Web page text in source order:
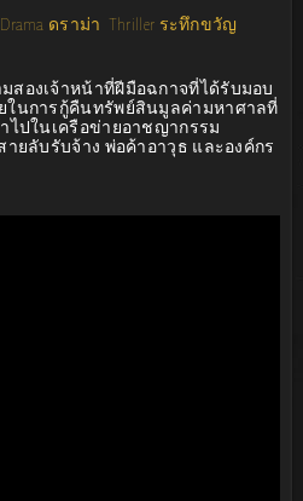
Drama ดราม่า
Thriller ระทึกขวัญ
มสองเจ้าหน้าที่ฝีมือฉกาจที่ได้รับมอบ
ในการกู้คืนทรัพย์สินมูลค่ามหาศาลที่
ไปในเครือข่ายอาชญากรรม
ายลับรับจ้าง พ่อค้าอาวุธ และองค์กร